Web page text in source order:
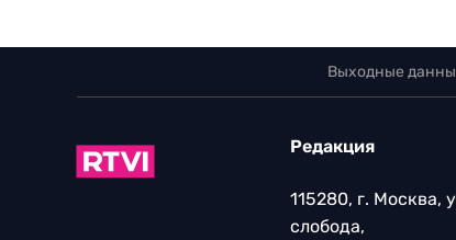
Выходные
Редакция
115280, г. Москва,
слобода,